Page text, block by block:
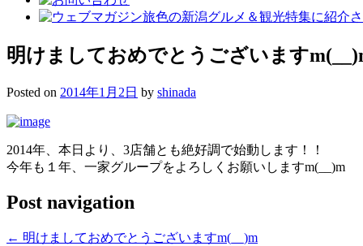
明けましておめでとうございます
Posted on 2014年1月2日 by shinada
2014年、本日より、3店舗とも絶好調で始動します！！
今年も１年、一家グループをよろしくお願いしますm(__)m
Post navigation
← 明けましておめでとうございますm(__)m